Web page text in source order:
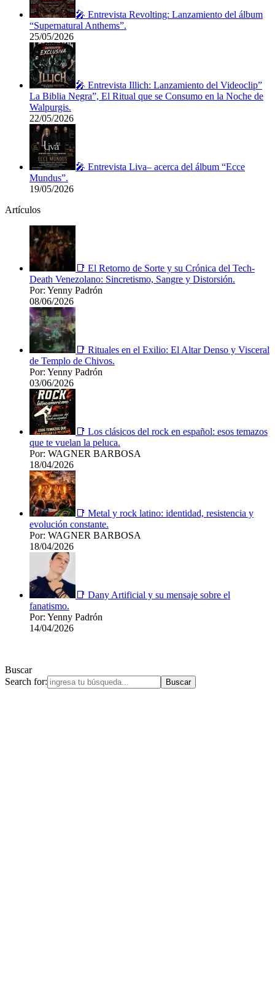
🎤 Entrevista Revolting: Lanzamiento del álbum
“Supernatural Anthems”.
25/05/2026
🎤 Entrevista Illich: Lanzamiento del Videoclip”
La Biblia Negra”, El Ritual que se Consumo en la Noche de
Walpurgis.
22/05/2026
🎤 Entrevista Liva– acerca del álbum “Ecce
Mundus”.
19/05/2026
Artículos
📑 El Retorno de Sorte y su Crónica del Tech-
Death Venezolano: Sincretismo, Sangre y Distorsión.
Por: Yenny Padrón
08/06/2026
📑 Rituales en el Exilio: El Altar Denso y Visceral
de Templo de Chivos.
Por: Yenny Padrón
03/06/2026
📑 Los clásicos del rock en español: esos temazos
que te vuelan la peluca.
Por: WAGNER BARBOSA
18/04/2026
📑 Metal y rock latino: identidad, resistencia y
evolución constante.
Por: WAGNER BARBOSA
18/04/2026
📑 Dany Artificial y su mensaje sobre el
fanatismo.
Por: Yenny Padrón
14/04/2026
Buscar
Search for: